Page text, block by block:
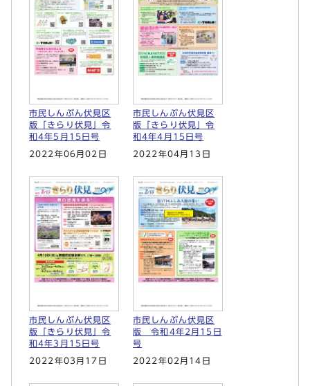
市民しんぶん伏見区
版「きらり伏見」令
和4年5月15日号
2022年06月02日
市民しんぶん伏見区
版「きらり伏見」令
和4年4月15日号
2022年04月13日
市民しんぶん伏見区
版「きらり伏見」令
和4年3月15日号
2022年03月17日
市民しんぶん伏見区
版 令和4年2月15日
号
2022年02月14日